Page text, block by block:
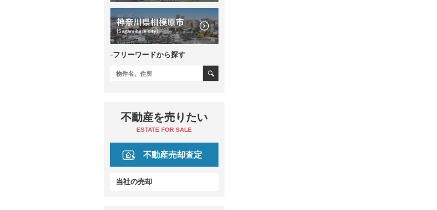
フリーワードから探す
不動産を売りたい
ESTATE FOR SALE
不動産売却査定
当社の売却